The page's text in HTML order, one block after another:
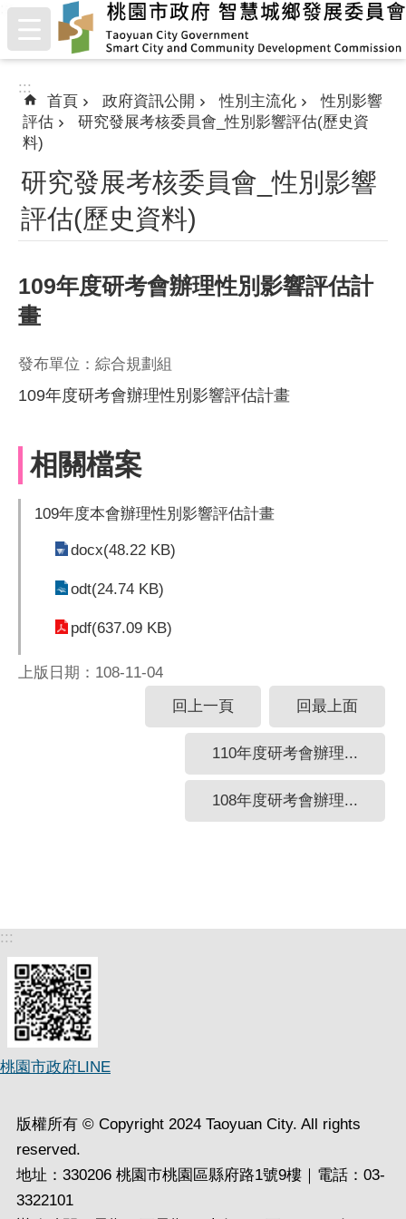
跳到主要內容區塊
:::
:::
首頁 政府資訊公開 性別主流化
性別影響
評估
研究發展考核委員會_性別影響評估(歷史資
料)
研究發展考核委員會_性別影響
評估(歷史資料)
109年度研考會辦理性別影響評估計
畫
發布單位：綜合規劃組
109年度研考會辦理性別影響評估計畫
相關檔案
109年度本會辦理性別影響評估計畫
docx(48.22 KB)
odt(24.74 KB)
pdf(637.09 KB)
上版日期：108-11-04
回上一頁
回最上面
110年度研考會辦理...
108年度研考會辦理...
:::
桃園市政府LINE
版權所有 © Copyright 2024 Taoyuan City. All rights
reserved.
地址：330206 桃園市桃園區縣府路1號9樓｜電話：03-
3322101